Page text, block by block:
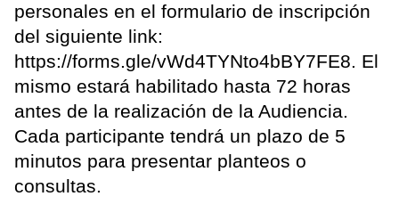
personales en el formulario de inscripción
del siguiente link:
https://forms.gle/vWd4TYNto4bBY7FE8. El
mismo estará habilitado hasta 72 horas
antes de la realización de la Audiencia.
Cada participante tendrá un plazo de 5
minutos para presentar planteos o
consultas.